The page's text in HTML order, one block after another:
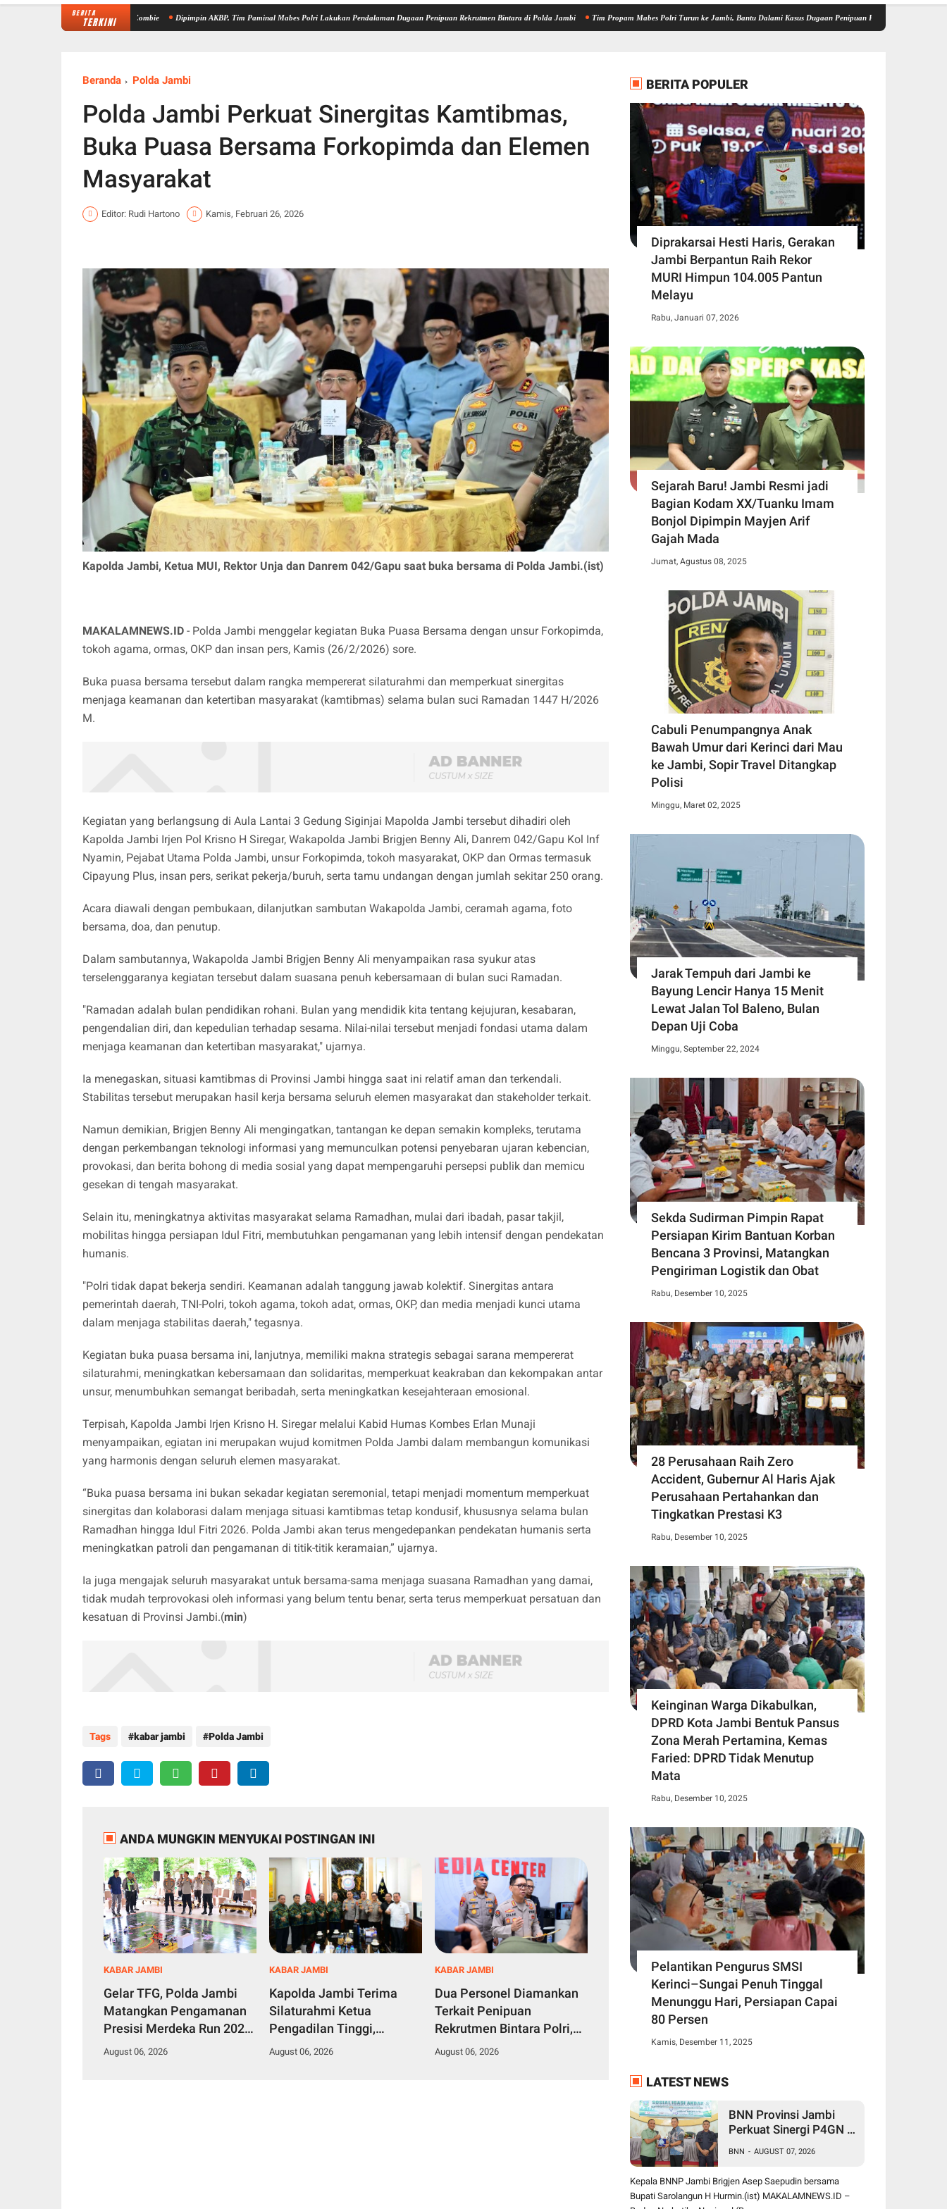
BERITA
TERKINI
Ingatkan Bahaya Vape Zombie Dipimpin AKBP, Tim Paminal Mabes Polri Lakukan Pendalaman Dugaan Penipuan Rekrutmen Bintara di Polda Jambi Tim Propam Mabes Polri Turun ke Jambi, Bantu Dalami Kasus Dugaan Penipuan Rekrutmen Bintara Polri 2026
Beranda Polda Jambi
Polda Jambi Perkuat Sinergitas Kamtibmas,
Buka Puasa Bersama Forkopimda dan Elemen
Masyarakat
Editor: Rudi Hartono Kamis, Februari 26, 2026
Kapolda Jambi, Ketua MUI, Rektor Unja dan Danrem 042/Gapu saat buka bersama di Polda Jambi.(ist)
MAKALAMNEWS.ID - Polda Jambi menggelar kegiatan Buka Puasa Bersama dengan unsur Forkopimda,
tokoh agama, ormas, OKP dan insan pers, Kamis (26/2/2026) sore.
Buka puasa bersama tersebut dalam rangka mempererat silaturahmi dan memperkuat sinergitas
menjaga keamanan dan ketertiban masyarakat (kamtibmas) selama bulan suci Ramadan 1447 H/2026
M.
Kegiatan yang berlangsung di Aula Lantai 3 Gedung Siginjai Mapolda Jambi tersebut dihadiri oleh
Kapolda Jambi Irjen Pol Krisno H Siregar, Wakapolda Jambi Brigjen Benny Ali, Danrem 042/Gapu Kol Inf
Nyamin, Pejabat Utama Polda Jambi, unsur Forkopimda, tokoh masyarakat, OKP dan Ormas termasuk
Cipayung Plus, insan pers, serikat pekerja/buruh, serta tamu undangan dengan jumlah sekitar 250 orang.
Acara diawali dengan pembukaan, dilanjutkan sambutan Wakapolda Jambi, ceramah agama, foto
bersama, doa, dan penutup.
Dalam sambutannya, Wakapolda Jambi Brigjen Benny Ali menyampaikan rasa syukur atas
terselenggaranya kegiatan tersebut dalam suasana penuh kebersamaan di bulan suci Ramadan.
"Ramadan adalah bulan pendidikan rohani. Bulan yang mendidik kita tentang kejujuran, kesabaran,
pengendalian diri, dan kepedulian terhadap sesama. Nilai-nilai tersebut menjadi fondasi utama dalam
menjaga keamanan dan ketertiban masyarakat," ujarnya.
Ia menegaskan, situasi kamtibmas di Provinsi Jambi hingga saat ini relatif aman dan terkendali.
Stabilitas tersebut merupakan hasil kerja bersama seluruh elemen masyarakat dan stakeholder terkait.
Namun demikian, Brigjen Benny Ali mengingatkan, tantangan ke depan semakin kompleks, terutama
dengan perkembangan teknologi informasi yang memunculkan potensi penyebaran ujaran kebencian,
provokasi, dan berita bohong di media sosial yang dapat mempengaruhi persepsi publik dan memicu
gesekan di tengah masyarakat.
Selain itu, meningkatnya aktivitas masyarakat selama Ramadhan, mulai dari ibadah, pasar takjil,
mobilitas hingga persiapan Idul Fitri, membutuhkan pengamanan yang lebih intensif dengan pendekatan
humanis.
"Polri tidak dapat bekerja sendiri. Keamanan adalah tanggung jawab kolektif. Sinergitas antara
pemerintah daerah, TNI-Polri, tokoh agama, tokoh adat, ormas, OKP, dan media menjadi kunci utama
dalam menjaga stabilitas daerah," tegasnya.
Kegiatan buka puasa bersama ini, lanjutnya, memiliki makna strategis sebagai sarana mempererat
silaturahmi, meningkatkan kebersamaan dan solidaritas, memperkuat keakraban dan kekompakan antar
unsur, menumbuhkan semangat beribadah, serta meningkatkan kesejahteraan emosional.
Terpisah, Kapolda Jambi Irjen Krisno H. Siregar melalui Kabid Humas Kombes Erlan Munaji
menyampaikan, egiatan ini merupakan wujud komitmen Polda Jambi dalam membangun komunikasi
yang harmonis dengan seluruh elemen masyarakat.
“Buka puasa bersama ini bukan sekadar kegiatan seremonial, tetapi menjadi momentum memperkuat
sinergitas dan kolaborasi dalam menjaga situasi kamtibmas tetap kondusif, khususnya selama bulan
Ramadhan hingga Idul Fitri 2026. Polda Jambi akan terus mengedepankan pendekatan humanis serta
meningkatkan patroli dan pengamanan di titik-titik keramaian,” ujarnya.
Ia juga mengajak seluruh masyarakat untuk bersama-sama menjaga suasana Ramadhan yang damai,
tidak mudah terprovokasi oleh informasi yang belum tentu benar, serta terus memperkuat persatuan dan
kesatuan di Provinsi Jambi.(min)
Tags kabar jambi Polda Jambi
ANDA MUNGKIN MENYUKAI POSTINGAN INI
KABAR JAMBI
Gelar TFG, Polda Jambi
Matangkan Pengamanan
Presisi Merdeka Run 2026,
Libatkan 1.750 Personel
August 06, 2026
KABAR JAMBI
Kapolda Jambi Terima
Silaturahmi Ketua
Pengadilan Tinggi,
Perkuat Sinergi
August 06, 2026
KABAR JAMBI
Dua Personel Diamankan
Terkait Penipuan
Rekrutmen Bintara Polri,
Polda Jambi Komitmen
August 06, 2026
BERITA POPULER
Diprakarsai Hesti Haris, Gerakan
Jambi Berpantun Raih Rekor
MURI Himpun 104.005 Pantun
Melayu
Rabu, Januari 07, 2026
Sejarah Baru! Jambi Resmi jadi
Bagian Kodam XX/Tuanku Imam
Bonjol Dipimpin Mayjen Arif
Gajah Mada
Jumat, Agustus 08, 2025
Cabuli Penumpangnya Anak
Bawah Umur dari Kerinci dari Mau
ke Jambi, Sopir Travel Ditangkap
Polisi
Minggu, Maret 02, 2025
Jarak Tempuh dari Jambi ke
Bayung Lencir Hanya 15 Menit
Lewat Jalan Tol Baleno, Bulan
Depan Uji Coba
Minggu, September 22, 2024
Sekda Sudirman Pimpin Rapat
Persiapan Kirim Bantuan Korban
Bencana 3 Provinsi, Matangkan
Pengiriman Logistik dan Obat
Rabu, Desember 10, 2025
28 Perusahaan Raih Zero
Accident, Gubernur Al Haris Ajak
Perusahaan Pertahankan dan
Tingkatkan Prestasi K3
Rabu, Desember 10, 2025
Keinginan Warga Dikabulkan,
DPRD Kota Jambi Bentuk Pansus
Zona Merah Pertamina, Kemas
Faried: DPRD Tidak Menutup
Mata
Rabu, Desember 10, 2025
Pelantikan Pengurus SMSI
Kerinci–Sungai Penuh Tinggal
Menunggu Hari, Persiapan Capai
80 Persen
Kamis, Desember 11, 2025
LATEST NEWS
BNN Provinsi Jambi
Perkuat Sinergi P4GN di
Asep Ingatkan Bahaya
Vape Zombie
BNN - AUGUST 07, 2026
Kepala BNNP Jambi Brigjen Asep Saepudin bersama
Bupati Sarolangun H Hurmin.(ist) MAKALAMNEWS.ID –